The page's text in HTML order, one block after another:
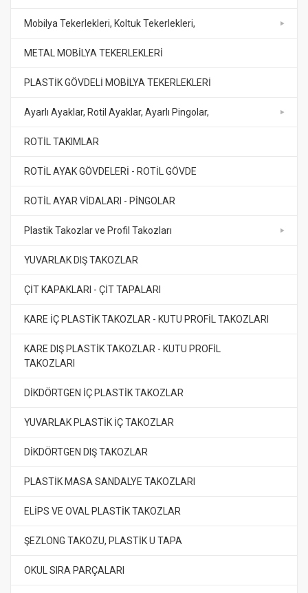
Mobilya Tekerlekleri, Koltuk Tekerlekleri,
METAL MOBİLYA TEKERLEKLERİ
PLASTİK GÖVDELİ MOBİLYA TEKERLEKLERİ
Ayarlı Ayaklar, Rotil Ayaklar, Ayarlı Pingolar,
ROTİL TAKIMLAR
ROTİL AYAK GÖVDELERİ - ROTİL GÖVDE
ROTİL AYAR VİDALARI - PİNGOLAR
Plastik Takozlar ve Profil Takozları
YUVARLAK DIŞ TAKOZLAR
ÇİT KAPAKLARI - ÇİT TAPALARI
KARE İÇ PLASTİK TAKOZLAR - KUTU PROFİL TAKOZLARI
KARE DIŞ PLASTİK TAKOZLAR - KUTU PROFİL
TAKOZLARI
DİKDÖRTGEN İÇ PLASTİK TAKOZLAR
YUVARLAK PLASTİK İÇ TAKOZLAR
DİKDÖRTGEN DIŞ TAKOZLAR
PLASTİK MASA SANDALYE TAKOZLARI
ELİPS VE OVAL PLASTİK TAKOZLAR
ŞEZLONG TAKOZU, PLASTİK U TAPA
OKUL SIRA PARÇALARI